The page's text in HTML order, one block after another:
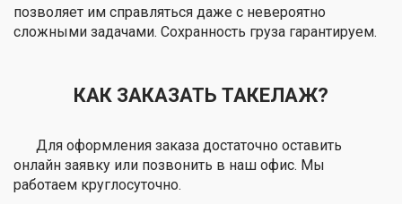
позволяет им справляться даже с невероятно
сложными задачами. Сохранность груза гарантируем.
КАК ЗАКАЗАТЬ ТАКЕЛАЖ?
Для оформления заказа достаточно оставить
онлайн заявку или позвонить в наш офис. Мы
работаем круглосуточно.